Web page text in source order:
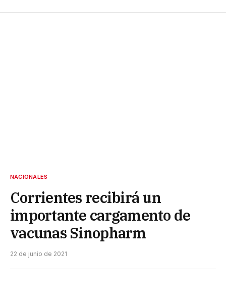
NACIONALES
Corrientes recibirá un
importante cargamento de
vacunas Sinopharm
22 de junio de 2021